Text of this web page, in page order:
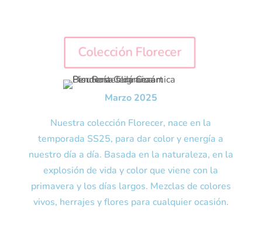
Colección Florecer
Marzo 2025
Nuestra colección Florecer, nace en la
temporada SS25, para dar color y energía a
nuestro día a día. Basada en la naturaleza, en la
explosión de vida y color que viene con la
primavera y los días largos. Mezclas de colores
vivos, herrajes y flores para cualquier ocasión.